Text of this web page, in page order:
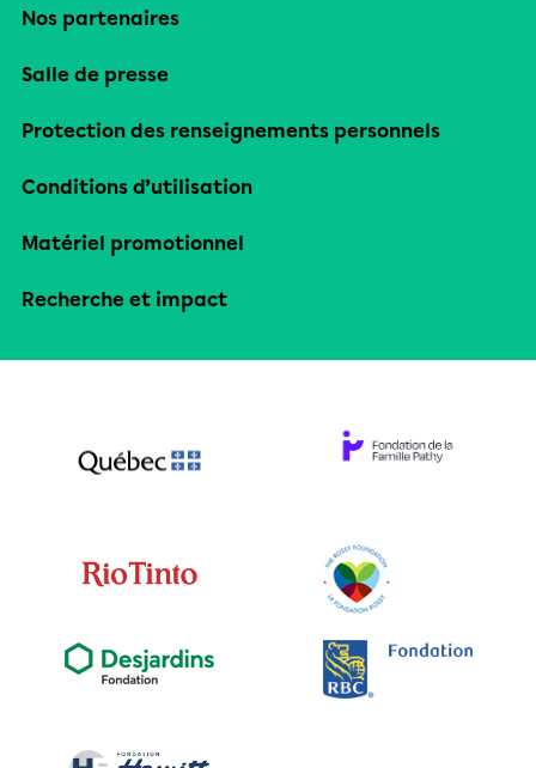
Nos partenaires
Salle de presse
Protection des renseignements personnels
Conditions d’utilisation
Matériel promotionnel
Recherche et impact